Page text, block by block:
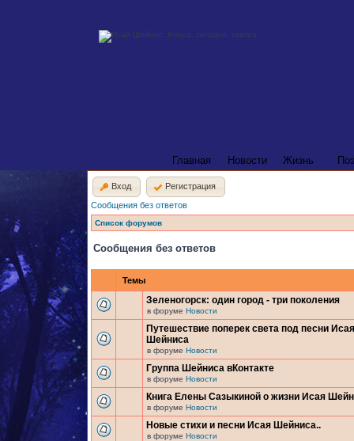
Главная Новости Жизнь
Вход
Регистрация
Сообщения без ответов
Список форумов
Сообщения без ответов
Темы
Зеленогорск: один город - три поколения
в форуме Новости
Путешествие поперек света под песни Исая
Шейниса
в форуме Новости
Группа Шейниса вКонтакте
в форуме Новости
Книга Елены Сазыкиной о жизни Исая
в форуме Новости
Новые стихи и песни Исая Шейниса..
в форуме Новости